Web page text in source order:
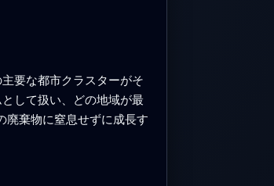
要な都市クラスターがそ
して扱い、どの地域が最
廃棄物に窒息せずに成長す